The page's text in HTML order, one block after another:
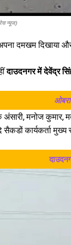
.
न्यूज)
दमखम दिखाया
दाउदनगर में देवेंद्र
ओबरा
मनोज कुमार,
सैकडों कार्यकर्ता